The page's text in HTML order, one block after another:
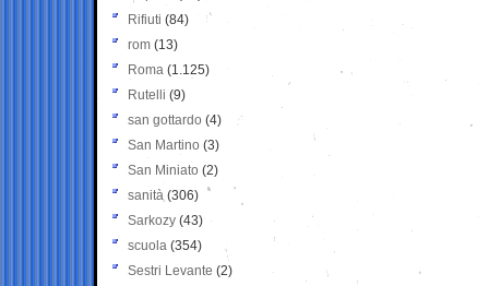
Rifiuti (84)
rom (13)
Roma (1.125)
Rutelli (9)
san gottardo (4)
San Martino (3)
San Miniato (2)
sanità (306)
Sarkozy (43)
scuola (354)
Sestri Levante (2)